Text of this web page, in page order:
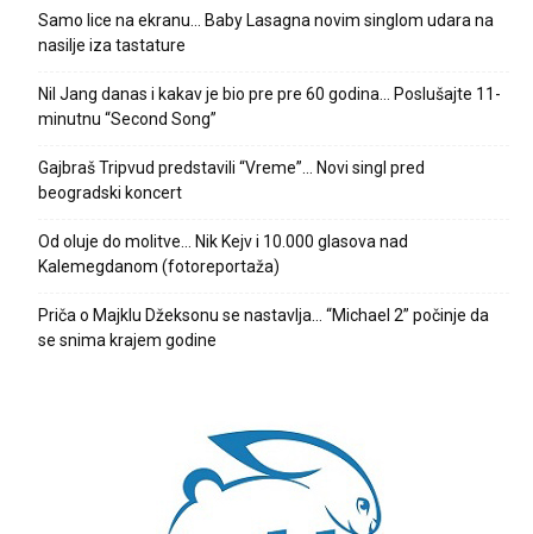
Samo lice na ekranu… Baby Lasagna novim singlom udara na
nasilje iza tastature
Nil Jang danas i kakav je bio pre pre 60 godina… Poslušajte 11-
minutnu “Second Song”
Gajbraš Tripvud predstavili “Vreme”… Novi singl pred
beogradski koncert
Od oluje do molitve… Nik Kejv i 10.000 glasova nad
Kalemegdanom (fotoreportaža)
Priča o Majklu Džeksonu se nastavlja… “Michael 2” počinje da
se snima krajem godine